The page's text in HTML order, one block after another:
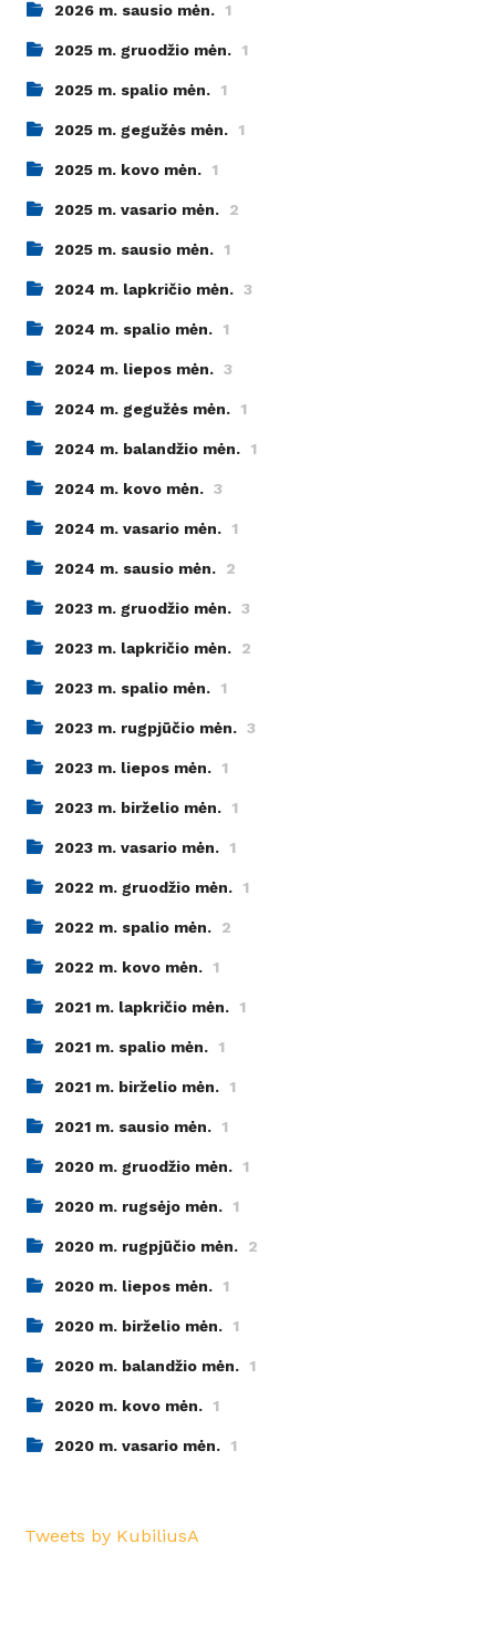
2026 m. sausio mėn. 1
2025 m. gruodžio mėn. 1
2025 m. spalio mėn. 1
2025 m. gegužės mėn. 1
2025 m. kovo mėn. 1
2025 m. vasario mėn. 2
2025 m. sausio mėn. 1
2024 m. lapkričio mėn. 3
2024 m. spalio mėn. 1
2024 m. liepos mėn. 3
2024 m. gegužės mėn. 1
2024 m. balandžio mėn. 1
2024 m. kovo mėn. 3
2024 m. vasario mėn. 1
2024 m. sausio mėn. 2
2023 m. gruodžio mėn. 3
2023 m. lapkričio mėn. 2
2023 m. spalio mėn. 1
2023 m. rugpjūčio mėn. 3
2023 m. liepos mėn. 1
2023 m. birželio mėn. 1
2023 m. vasario mėn. 1
2022 m. gruodžio mėn. 1
2022 m. spalio mėn. 2
2022 m. kovo mėn. 1
2021 m. lapkričio mėn. 1
2021 m. spalio mėn. 1
2021 m. birželio mėn. 1
2021 m. sausio mėn. 1
2020 m. gruodžio mėn. 1
2020 m. rugsėjo mėn. 1
2020 m. rugpjūčio mėn. 2
2020 m. liepos mėn. 1
2020 m. birželio mėn. 1
2020 m. balandžio mėn. 1
2020 m. kovo mėn. 1
2020 m. vasario mėn. 1
Tweets by KubiliusA